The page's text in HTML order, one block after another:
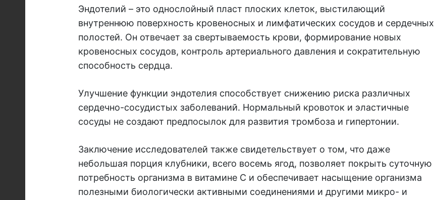
Эндотелий – это однослойный пласт плоских клеток, выстилающий
внутреннюю поверхность кровеносных и лимфатических сосудов и сердечных
полостей. Он отвечает за свертываемость крови, формирование новых
кровеносных сосудов, контроль артериального давления и сократительную
способность сердца.
Улучшение функции эндотелия способствует снижению риска различных
сердечно-сосудистых заболеваний. Нормальный кровоток и эластичные
сосуды не создают предпосылок для развития тромбоза и гипертонии.
Заключение исследователей также свидетельствует о том, что даже
небольшая порция клубники, всего восемь ягод, позволяет покрыть суточную
потребность организма в витамине С и обеспечивает насыщение организма
полезными биологически активными соединениями и другими микро- и